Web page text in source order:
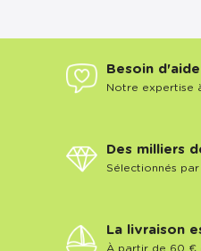
Besoin
Notre expertise
Des milliers
Sélectionnés par
La livraison
À partir de 60 €